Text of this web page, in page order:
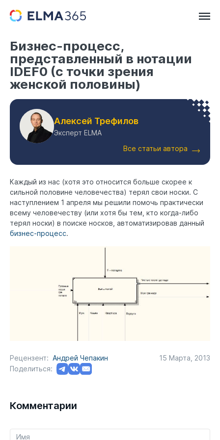
Бизнес-процесс,
представленный в нотации
IDEF0 (с точки зрения
женской половины)
Алексей Трефилов
Эксперт ELMA
Все статьи автора
Каждый из нас (хотя это относится больше скорее к
сильной половине человечества) терял свои носки. С
наступлением 1 апреля мы решили помочь практически
всему человечеству (или хотя бы тем, кто когда-либо
терял носки) в поиске носков, автоматизировав данный
бизнес-процесс.
Рецензент: Андрей Чепакин
15 Марта, 2013
Поделиться:
Комментарии